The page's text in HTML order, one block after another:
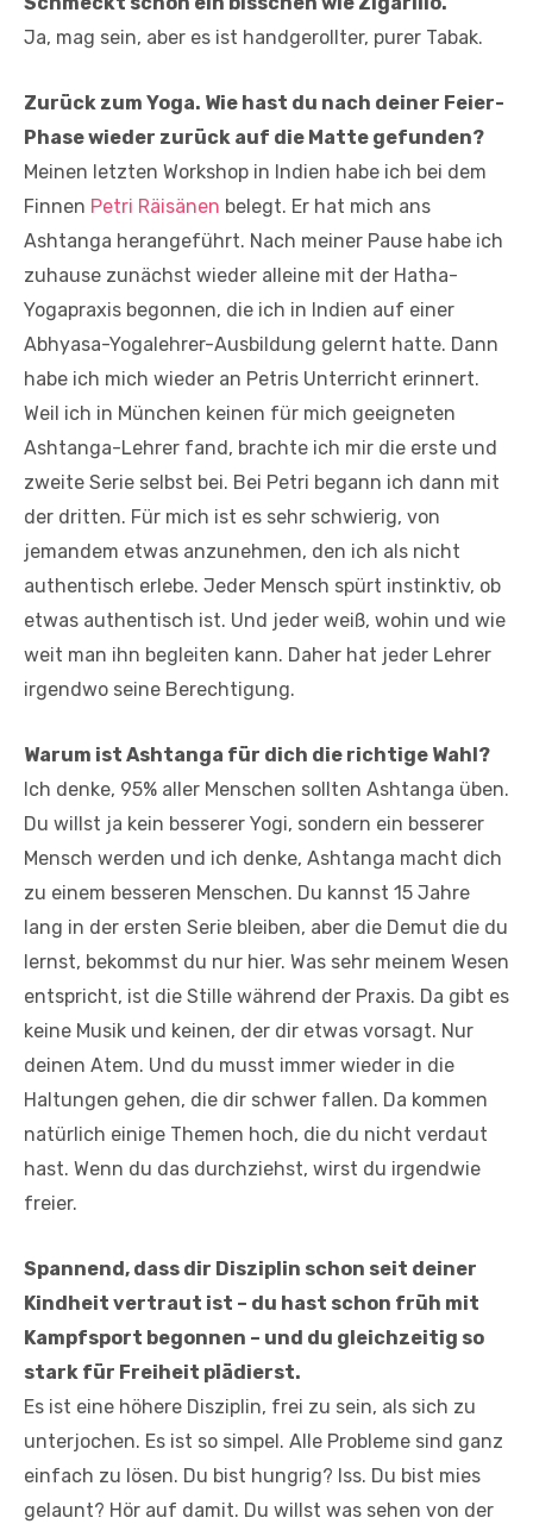
Ja, mag sein, aber es ist handgerollter, purer Tabak.
Zurück zum Yoga. Wie hast du nach deiner Feier-
Phase wieder zurück auf die Matte gefunden?
Meinen letzten Workshop in Indien habe ich bei dem
Finnen Petri Räisänen belegt. Er hat mich ans
Ashtanga herangeführt. Nach meiner Pause habe ich
zuhause zunächst wieder alleine mit der Hatha-
Yogapraxis begonnen, die ich in Indien auf einer
Abhyasa-Yogalehrer-Ausbildung gelernt hatte. Dann
habe ich mich wieder an Petris Unterricht erinnert.
Weil ich in München keinen für mich geeigneten
Ashtanga-Lehrer fand, brachte ich mir die erste und
zweite Serie selbst bei. Bei Petri begann ich dann mit
der dritten. Für mich ist es sehr schwierig, von
jemandem etwas anzunehmen, den ich als nicht
authentisch erlebe. Jeder Mensch spürt instinktiv, ob
etwas authentisch ist. Und jeder weiß, wohin und wie
weit man ihn begleiten kann. Daher hat jeder Lehrer
irgendwo seine Berechtigung.
Warum ist Ashtanga für dich die richtige Wahl?
Ich denke, 95% aller Menschen sollten Ashtanga üben.
Du willst ja kein besserer Yogi, sondern ein besserer
Mensch werden und ich denke, Ashtanga macht dich
zu einem besseren Menschen. Du kannst 15 Jahre
lang in der ersten Serie bleiben, aber die Demut die du
lernst, bekommst du nur hier. Was sehr meinem Wesen
entspricht, ist die Stille während der Praxis. Da gibt es
keine Musik und keinen, der dir etwas vorsagt. Nur
deinen Atem. Und du musst immer wieder in die
Haltungen gehen, die dir schwer fallen. Da kommen
natürlich einige Themen hoch, die du nicht verdaut
hast. Wenn du das durchziehst, wirst du irgendwie
freier.
Spannend, dass dir Disziplin schon seit deiner
Kindheit vertraut ist – du hast schon früh mit
Kampfsport begonnen – und du gleichzeitig so
stark für Freiheit plädierst.
Es ist eine höhere Disziplin, frei zu sein, als sich zu
unterjochen. Es ist so simpel. Alle Probleme sind ganz
einfach zu lösen. Du bist hungrig? Iss. Du bist mies
gelaunt? Hör auf damit. Du willst was sehen von der